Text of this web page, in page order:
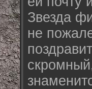
Звезда
не